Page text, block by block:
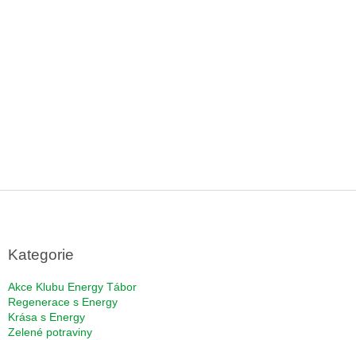
Kategorie
Akce Klubu Energy Tábor
Regenerace s Energy
Krása s Energy
Zelené potraviny